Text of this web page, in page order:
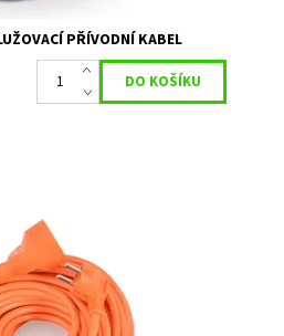
PŘÍVODNÍ KABEL
Průřez vodiče 3 x1,5 mm
1